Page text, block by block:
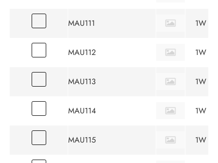
MAU111 1W
MAU112 1W
MAU113 1W
MAU114 1W
MAU115 1W